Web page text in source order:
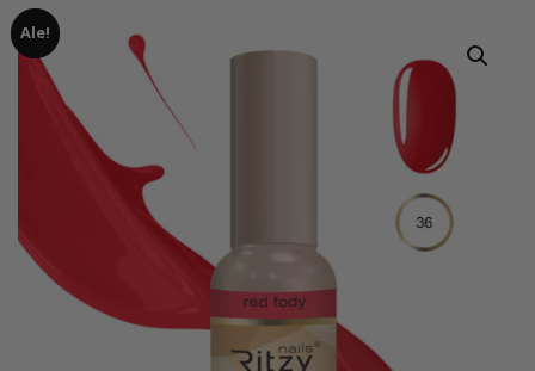
Tuotteet RITZY LAC RED FODY 36, 9 ml
Ale!